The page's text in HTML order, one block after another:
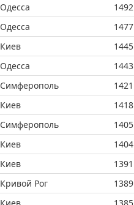
Одесса
1492
Одесса
1477
Киев
1445
Одесса
1443
Симферополь
1421
Киев
1418
Симферополь
1405
Киев
1404
Киев
1391
Кривой Рог
1389
Киев
1385